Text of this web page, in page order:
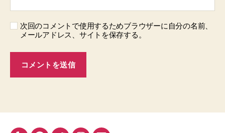
次回のコメントで使用するためブラウザーに自分の名前、
メールアドレス、サイトを保存する。